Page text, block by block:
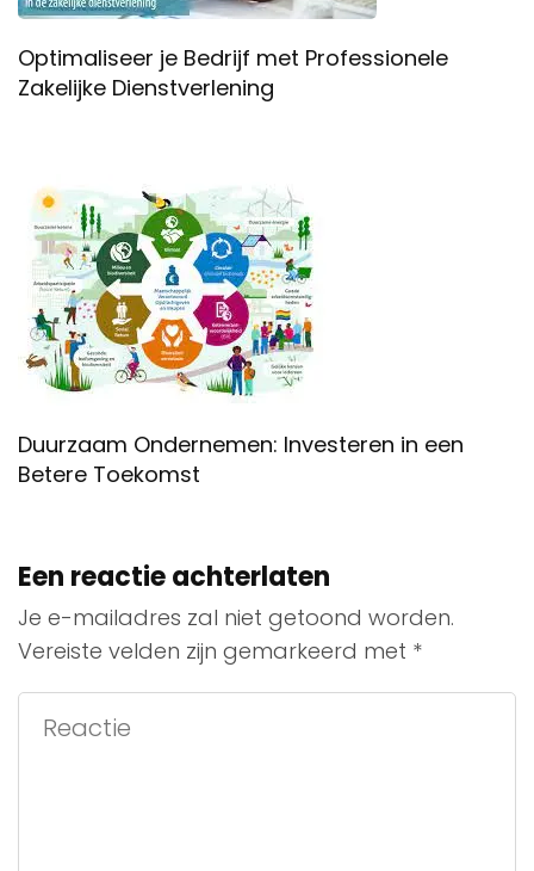
Optimaliseer je Bedrijf met Professionele
Zakelijke Dienstverlening
Duurzaam Ondernemen: Investeren in een
Betere Toekomst
Een reactie achterlaten
Je e-mailadres zal niet getoond worden.
Vereiste velden zijn gemarkeerd met *